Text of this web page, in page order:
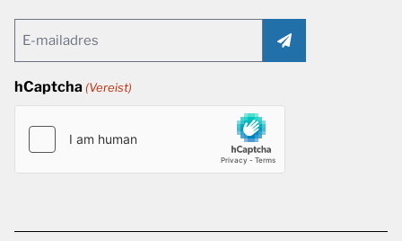
(Vereist)
hCaptcha (Vereist)